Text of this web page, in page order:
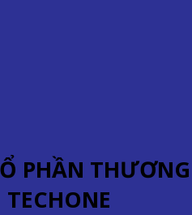
PHẦN
TECHONE